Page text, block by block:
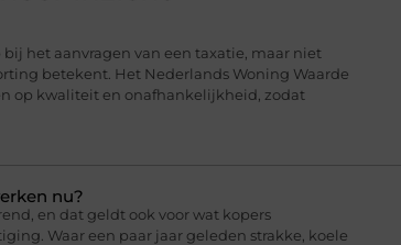
het aanvragen van een taxatie, maar niet
betekent. Het Nederlands Woning Waarde
op kwaliteit en onafhankelijkheid, zodat
nu?
en dat geldt ook voor wat kopers
Waar een paar jaar geleden strakke, koele